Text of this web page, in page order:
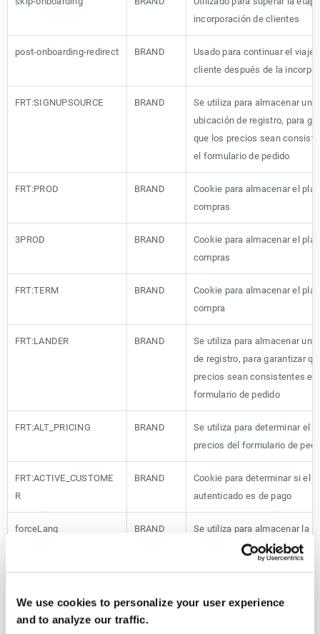
We use cookies to personalize your user experience
and to analyze our traffic.
incorporación de clientes
post-onboarding-redirect BRAND
Usado para continuar el viaje
cliente después de la
FRT:SIGNUPSOURCE BRAND
Se utiliza para almacenar una
ubicación de registro, para
que los precios sean
el formulario de pedido
FRT:PROD BRAND
Cookie para almacenar el
compras
3PROD BRAND
Cookie para almacenar el
compras
FRT:TERM BRAND
Cookie para almacenar el
compra
FRT:LANDER BRAND
Se utiliza para almacenar una
de registro, para garantizar
precios sean consistentes en
formulario de pedido
FRT:ALT_PRICING BRAND
Se utiliza para determinar el
precios del formulario de
FRT:ACTIVE_CUSTOME
R
BRAND
Cookie para determinar si el
autenticado es de pago
forceLang BRAND
Se utiliza para almacenar la
preferencia de idioma de los
pted
después de que se completa